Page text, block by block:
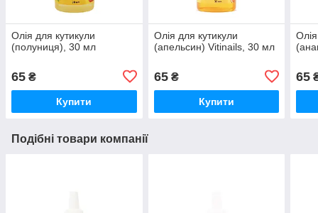
Олія для кутикули
(полуниця), 30 мл
65 ₴
Купити
Олія для кутикули
(апельсин) Vitinails, 30 мл
65₴
Купити
65
Подібні товари компанії